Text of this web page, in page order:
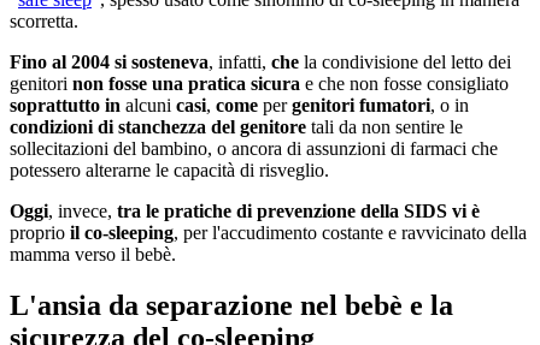
scorretta.
Fino al 2004 si sosteneva, infatti, che la condivisione del letto dei
genitori non fosse una pratica sicura e che non fosse consigliato
soprattutto in alcuni casi, come pergenitori fumatori, o in
condizioni di stanchezza del genitore tali da non sentire le
sollecitazioni del bambino, o ancora di assunzioni di farmaci che
potessero alterarne le capacità di risveglio.
Oggi, invece, tra le pratiche di prevenzione della SIDS vi è
proprio il co-sleeping, per l'accudimento costante e ravvicinato della
mamma verso il bebè.
L'ansia da separazione nel bebè e la
sicurezza del co-sleeping